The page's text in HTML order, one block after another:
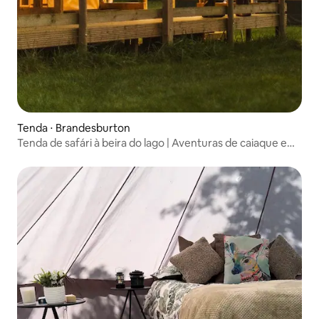
Tenda ⋅ Brandesburton
Tenda de safári à beira do lago | Aventuras de caiaque em